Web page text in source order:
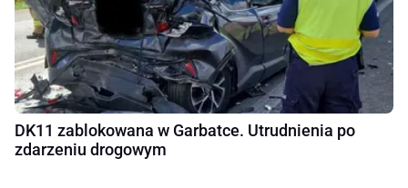
DK11 zablokowana w Garbatce. Utrudnienia po
zdarzeniu drogowym